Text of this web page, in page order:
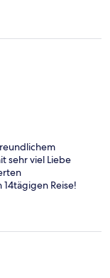
sehr viel Liebe
Reise!